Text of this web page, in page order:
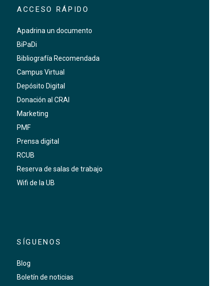
ACCESO RÁPIDO
Apadrina un documento
BiPaDi
Bibliografía Recomendada
Campus Virtual
Depósito Digital
Donación al CRAI
Marketing
PMF
Prensa digital
RCUB
Reserva de salas de trabajo
Wifi de la UB
SÍGUENOS
Blog
Boletín de noticias